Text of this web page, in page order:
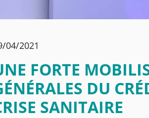
04/2021
FORTE
DU
SANITAIRE